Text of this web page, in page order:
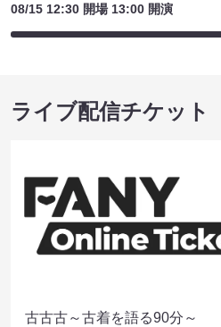
08/15 12:30 開場 13:00 開演
ライブ配信チケット
古古古～古着を語る90分～